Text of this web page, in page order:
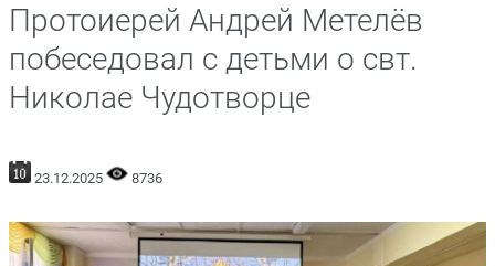
Протоиерей Андрей Метелёв
побеседовал с детьми о свт.
Николае Чудотворце
23.12.2025 8736